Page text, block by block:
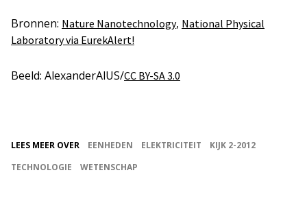
Bronnen: Nature Nanotechnology, National Physical
Laboratory via EurekAlert!
Beeld: AlexanderAlUS/CC BY-SA 3.0
LEES MEER OVER EENHEDEN ELEKTRICITEIT
KIJK 2-2012
TECHNOLOGIE
WETENSCHAP